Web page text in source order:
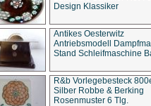
Design Klassiker
Antikes Oesterwitz
Antriebsmodell
Stand Schleifmaschine
R&b Vorlegebesteck
Silber Robbe & Berking
Rosenmuster 6 Tlg.